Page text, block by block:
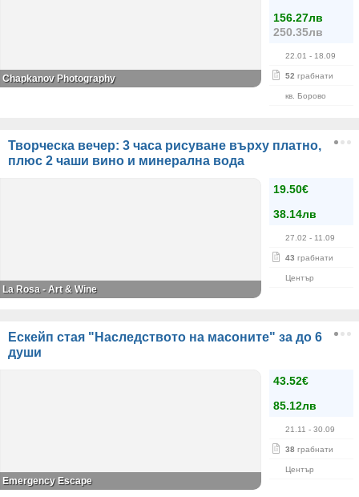
156.27лв
250.35лв
22.01 - 18.09
52 грабнати
кв. Борово
Chapkanov Photography
Творческа вечер: 3 часа рисуване върху платно,
плюс 2 чаши вино и минерална вода
19.50€
38.14лв
27.02 - 11.09
43 грабнати
Център
La Rosa - Art & Wine
Ескейп стая "Наследството на масоните" за до 6
души
43.52€
85.12лв
21.11 - 30.09
38 грабнати
Център
Emergency Escape